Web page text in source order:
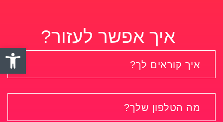
פתח
איך אפשר לעזור?